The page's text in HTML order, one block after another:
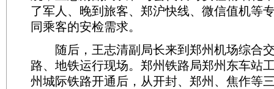
了军人、晚到旅客、郑沪快线、微信值机等
同乘客的安检需求。
随后，王志清副局长来到郑州机场综合
路、地铁运行现场。郑州铁路局郑州东车站
州城际铁路开通后，从开封、郑州、焦作等